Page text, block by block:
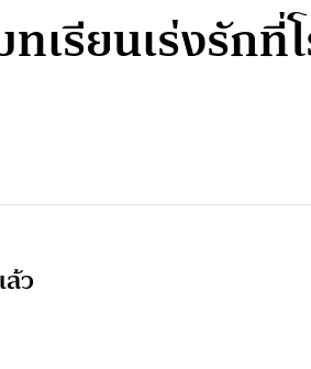
ทเรียนเร่งรัก
ว